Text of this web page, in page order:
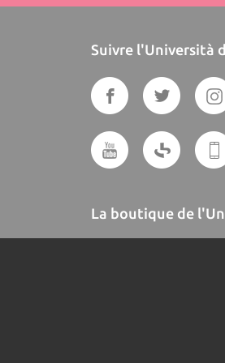
Suivre l'Università
La boutique de